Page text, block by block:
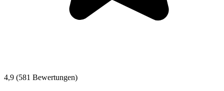
4,9 (581 Bewertungen)